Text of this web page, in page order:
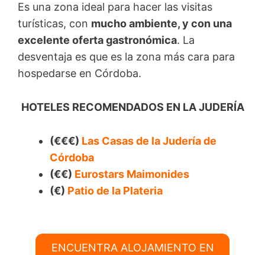
Es una zona ideal para hacer las visitas
turísticas, con mucho ambiente, y con una
excelente oferta gastronómica. La
desventaja es que es la zona más cara para
hospedarse en Córdoba.
HOTELES RECOMENDADOS EN LA JUDERÍA
(€€€) Las Casas de la Judería de
Córdoba
(€€) Eurostars Maimonides
(€) Patio de la Plateria
ENCUENTRA ALOJAMIENTO EN